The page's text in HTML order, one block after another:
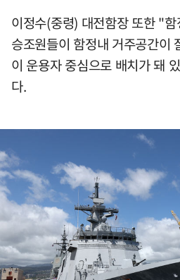
이정수(중령) 대전함장 또한 "
승조원들이 함정내 거주공간이
이 운용자 중심으로 배치가 돼
다.